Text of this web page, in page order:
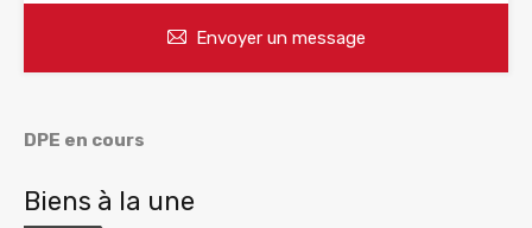
Envoyer un message
DPE en cours
Biens à la une